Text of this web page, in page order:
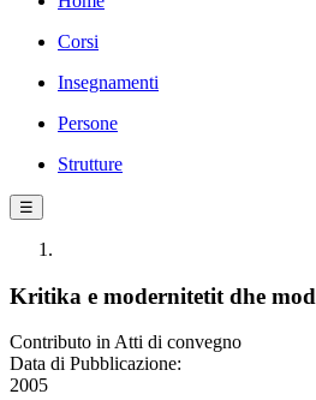
Corsi
Insegnamenti
Persone
Strutture
☰
Kritika e modernitetit dhe
Contributo in Atti di convegno
Data di Pubblicazione:
2005